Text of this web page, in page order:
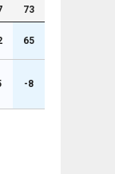
73
65
-8